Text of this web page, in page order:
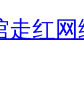
走红网